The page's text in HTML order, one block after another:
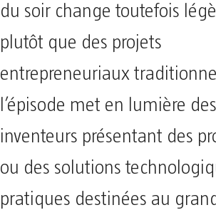
du soir change toutefois
plutôt que des projets
entrepreneuriaux
l’épisode met en lumière des
inventeurs présentant des
ou des solutions
pratiques destinées au